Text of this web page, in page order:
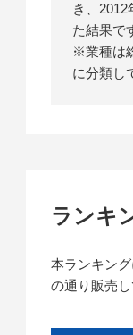
き、
た結果で
※業種は
に分類し
ランキ
本ランキン
の通り販売し